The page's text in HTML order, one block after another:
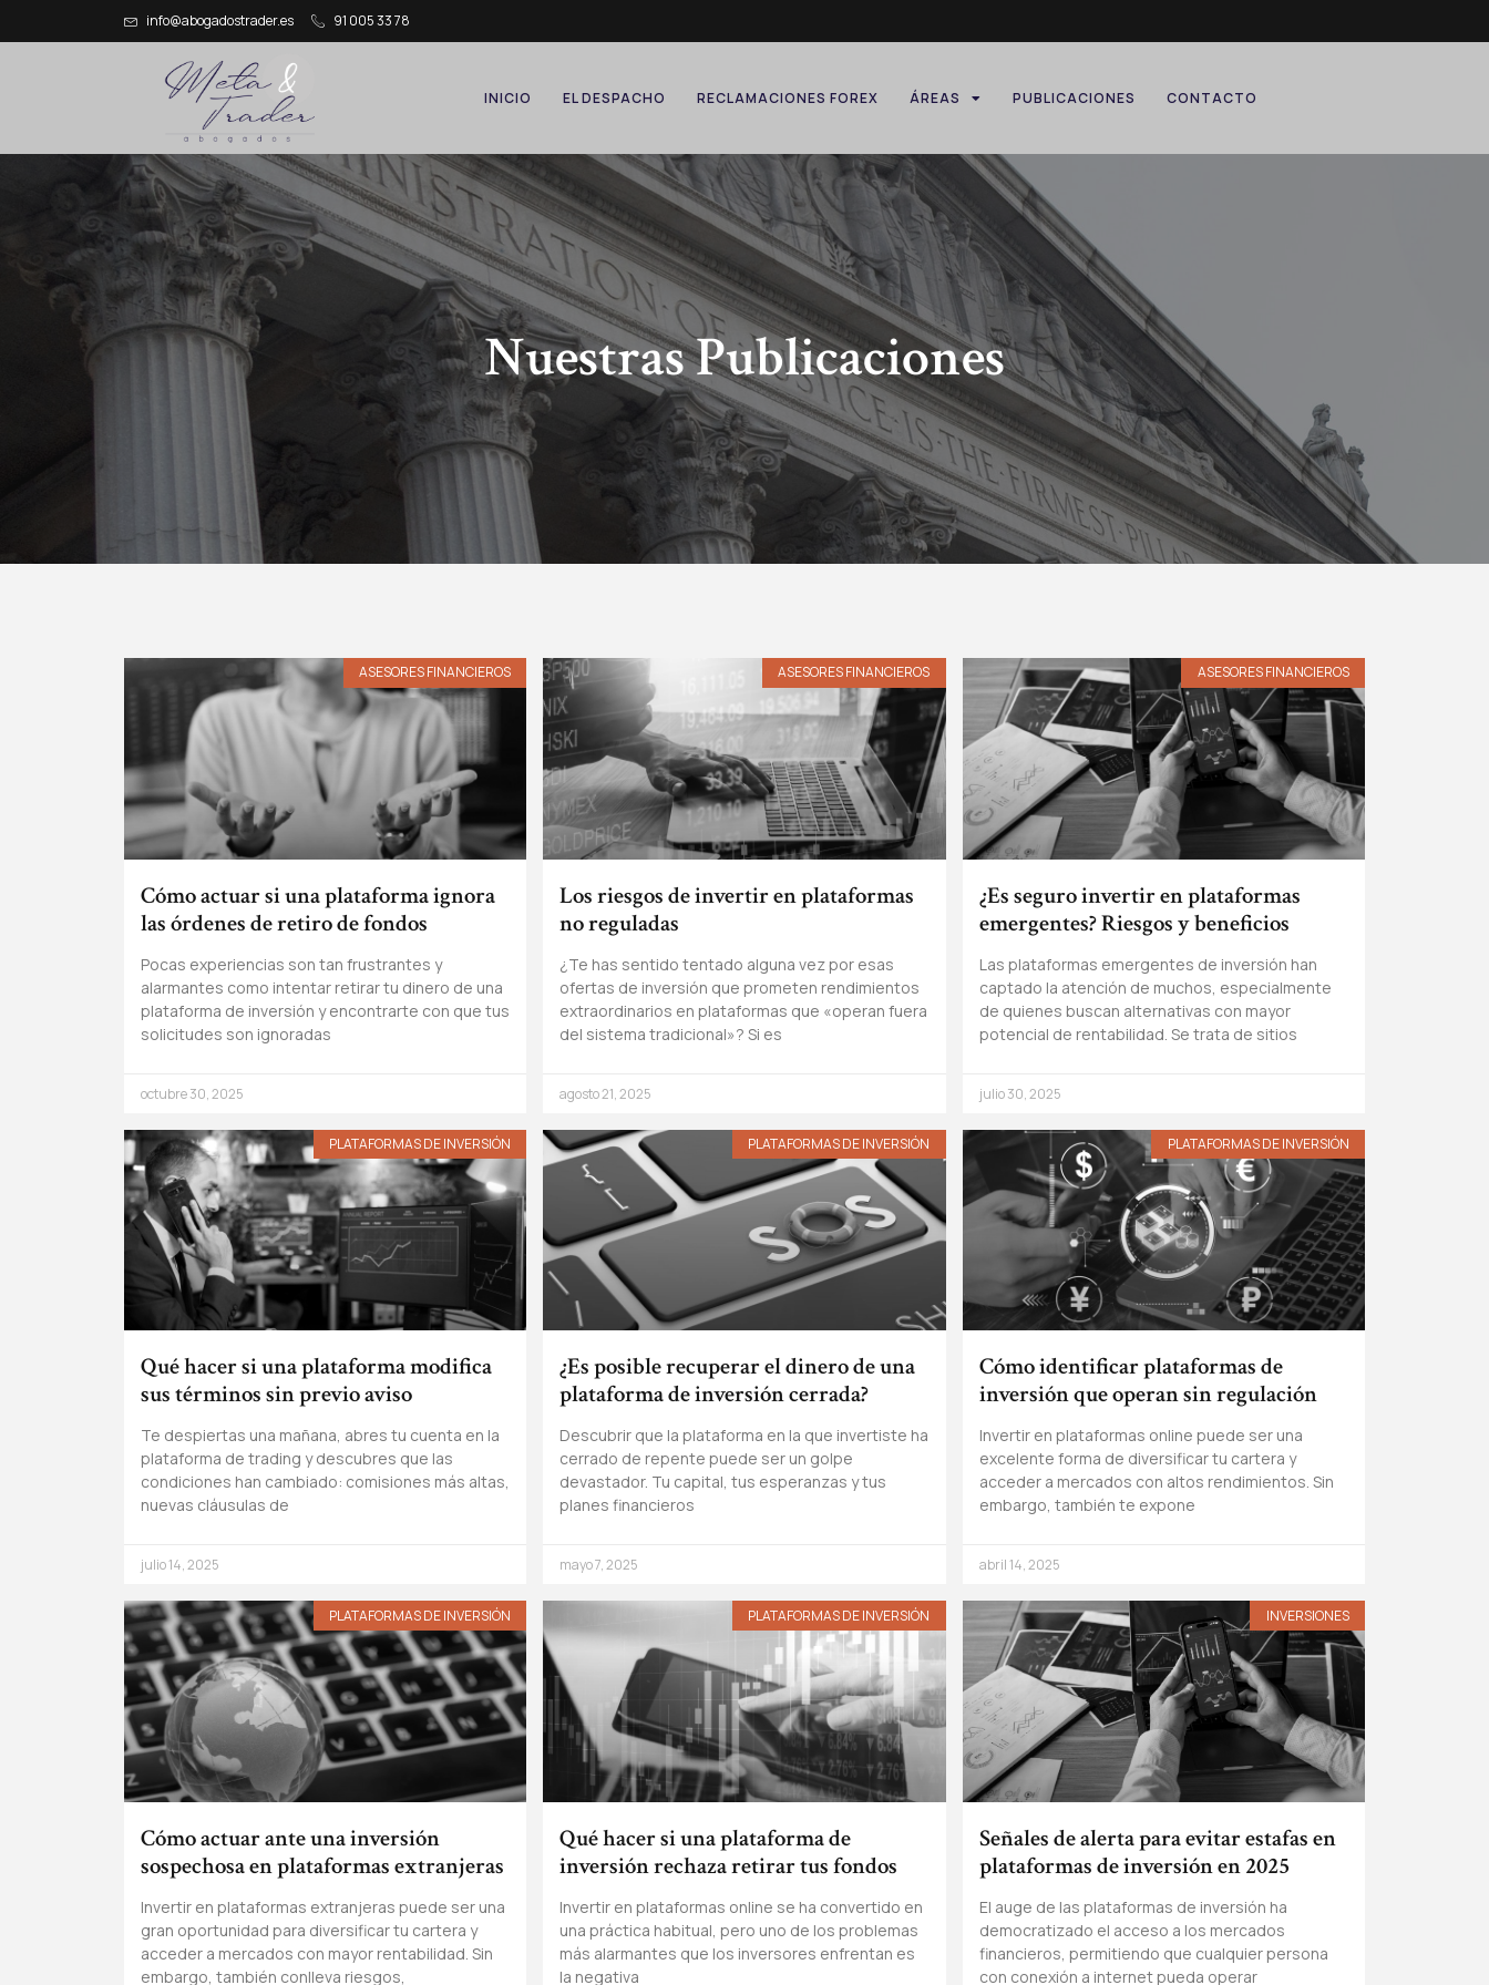
info@abogadostrader.es 91 005 33 78
INICIO EL DESPACHO RECLAMACIONES FOREX ÁREAS PUBLICACIONES CONTACTO
Nuestras Publicaciones
ASESORES FINANCIEROS
Cómo actuar si una plataforma ignora
las órdenes de retiro de fondos
Pocas experiencias son tan frustrantes y
alarmantes como intentar retirar tu dinero de una
plataforma de inversión y encontrarte con que tus
solicitudes son ignoradas
octubre 30, 2025
ASESORES FINANCIEROS
Los riesgos de invertir en plataformas
no reguladas
¿Te has sentido tentado alguna vez por esas
ofertas de inversión que prometen rendimientos
extraordinarios en plataformas que «operan fuera
del sistema tradicional»? Si es
agosto 21, 2025
ASESORES FINANCIEROS
¿Es seguro invertir en plataformas
emergentes? Riesgos y beneficios
Las plataformas emergentes de inversión han
captado la atención de muchos, especialmente
de quienes buscan alternativas con mayor
potencial de rentabilidad. Se trata de sitios
julio 30, 2025
PLATAFORMAS DE INVERSIÓN
Qué hacer si una plataforma modifica
sus términos sin previo aviso
Te despiertas una mañana, abres tu cuenta en la
plataforma de trading y descubres que las
condiciones han cambiado: comisiones más altas,
nuevas cláusulas de
julio 14, 2025
PLATAFORMAS DE INVERSIÓN
¿Es posible recuperar el dinero de una
plataforma de inversión cerrada?
Descubrir que la plataforma en la que invertiste ha
cerrado de repente puede ser un golpe
devastador. Tu capital, tus esperanzas y tus
planes financieros
mayo 7, 2025
PLATAFORMAS DE INVERSIÓN
Cómo identificar plataformas de
inversión que operan sin regulación
Invertir en plataformas online puede ser una
excelente forma de diversificar tu cartera y
acceder a mercados con altos rendimientos. Sin
embargo, también te expone
abril 14, 2025
PLATAFORMAS DE INVERSIÓN
Cómo actuar ante una inversión
sospechosa en plataformas extranjeras
Invertir en plataformas extranjeras puede ser una
gran oportunidad para diversificar tu cartera y
acceder a mercados con mayor rentabilidad. Sin
embargo, también conlleva riesgos,
PLATAFORMAS DE INVERSIÓN
Qué hacer si una plataforma de
inversión rechaza retirar tus fondos
Invertir en plataformas online se ha convertido en
una práctica habitual, pero uno de los problemas
más alarmantes que los inversores enfrentan es
la negativa
INVERSIONES
Señales de alerta para evitar estafas en
plataformas de inversión en 2025
El auge de las plataformas de inversión ha
democratizado el acceso a los mercados
financieros, permitiendo que cualquier persona
con conexión a internet pueda operar